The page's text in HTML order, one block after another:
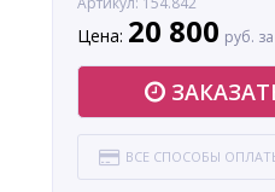
Цена: 20 800 руб.
ВСЕ СПОСОБЫ